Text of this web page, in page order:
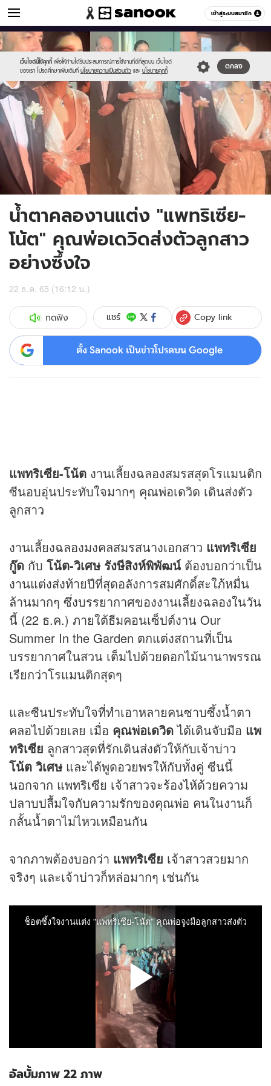
เข้าสู่ระบบสมาชิก
ข่าวบันเทิง หมวดอื่นๆ
เว็บไซต์นี้ใช้คุกกี้ เพื่อให้ท่านได้รับประสบการณ์การใช้งานที่ดีที่สุดบน เว็บไซต์
ของเรา โปรดศึกษาเพิ่มเติมที่ นโยบายความเป็นส่วนตัว และ นโยบายคุกกี้
ตกลง
Sanook
//s.isanook.com/sr/0/images/logo-
new-
sanook.png
600
60
//s.isanook.com/ns/0/ud/1738/8694294/18.jpg
น้ำตาคลองานแต่ง "แพทริเซีย-
โน้ต" คุณพ่อเดวิดส่งตัวลูกสาว
อย่างซึ้งใจ
22 ธ.ค. 65 (16:12 น.)
กดฟัง แชร์ Copy link
ตั้ง Sanook เป็นข่าวโปรดบน Google
แพทริเซีย-โน้ต งานเลี้ยงฉลองสมรสสุดโรแมนติก
ซีนอบอุ่นประทับใจมากๆ คุณพ่อเดวิด เดินส่งตัว
ลูกสาว
งานเลี้ยงฉลองมงคลสมรสนางเอกสาว แพทริเซีย
กู๊ด กับ โน้ต-วิเศษ รังษีสิงห์พิพัฒน์ ต้องบอกว่าเป็น
งานแต่งส่งท้ายปีที่สุดอลังการสมศักดิ์สะใภ้หมื่น
ล้านมากๆ ซึ่งบรรยากาศของงานเลี้ยงฉลองในวัน
นี้ (22 ธ.ค.) ภายใต้ธีมคอนเซ็ปต์งาน Our
Summer In the Garden ตกแต่งสถานที่เป็น
บรรยากาศในสวน เต็มไปด้วยดอกไม้นานาพรรณ
เรียกว่าโรแมนติกสุดๆ
และซีนประทับใจที่ทำเอาหลายคนซาบซึ้งน้ำตา
คลอไปด้วยเลย เมื่อ คุณพ่อเดวิดได้เดินจับมือ แพ
ทริเซีย ลูกสาวสุดที่รักเดินส่งตัวให้กับเจ้าบ่าว
โน้ต วิเศษ และได้พูดอวยพรให้กับทั้งคู่ ซีนนี้
นอกจาก แพทริเซีย เจ้าสาวจะร้องไห้ด้วยความ
ปลาบปลื้มใจกับความรักของคุณพ่อ คนในงานก็
กลั้นน้ำตาไม่ไหวเหมือนกัน
จากภาพต้องบอกว่า แพทริเซีย เจ้าสาวสวยมาก
จริงๆ และเจ้าบ่าวก็หล่อมากๆ เช่นกัน
อัลบั้มภาพ 22 ภาพ